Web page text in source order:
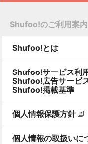
Shufoo!のご利用案内
Shufoo!とは
Shufoo!サービス利
Shufoo!広告サービ
Shufoo!掲載基準
個人情報保護方針
個人情報の取扱いに